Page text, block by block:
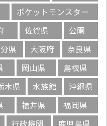
ポケットモンスター
佐賀県
公園
県 大阪府
奈良県
岡山県
島根県
木県 水族館
沖縄県
福井県
福岡県